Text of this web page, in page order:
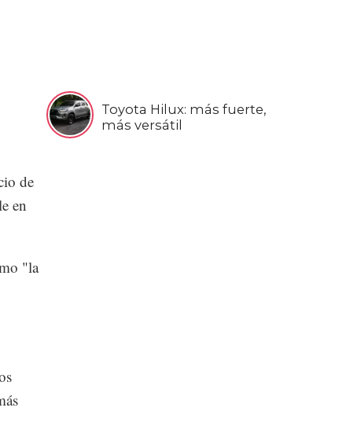
Toyota Hilux: más fuerte,
más versátil
de
en
"la